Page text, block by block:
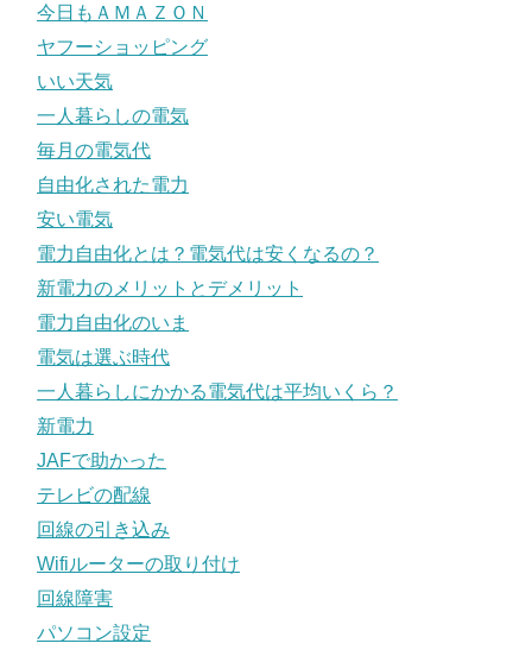
今日もＡＭＡＺＯＮ
ヤフーショッピング
いい天気
一人暮らしの電気
毎月の電気代
自由化された電力
安い電気
電力自由化とは？電気代は安くなるの？
新電力のメリットとデメリット
電力自由化のいま
電気は選ぶ時代
一人暮らしにかかる電気代は平均いくら？
新電力
JAFで助かった
テレビの配線
回線の引き込み
Wifiルーターの取り付け
回線障害
パソコン設定